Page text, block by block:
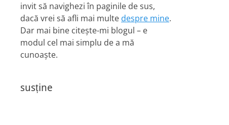
invit să navighezi în paginile de sus,
dacă vrei să afli mai multe despre mine.
Dar mai bine citește-mi blogul – e
modul cel mai simplu de a mă
cunoaște.
susține